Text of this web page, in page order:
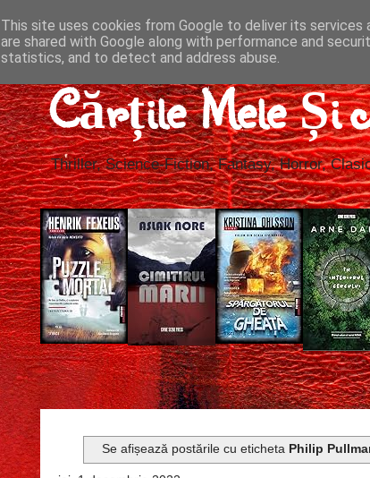
Cărțile Mele Și
Thriller, Science-Fiction, Fantasy, Horror,
Se afișează postările cu eticheta Philip
This site uses cookies from Google to deliver its services
are shared with Google along with performance and
statistics, and to detect and address abuse.